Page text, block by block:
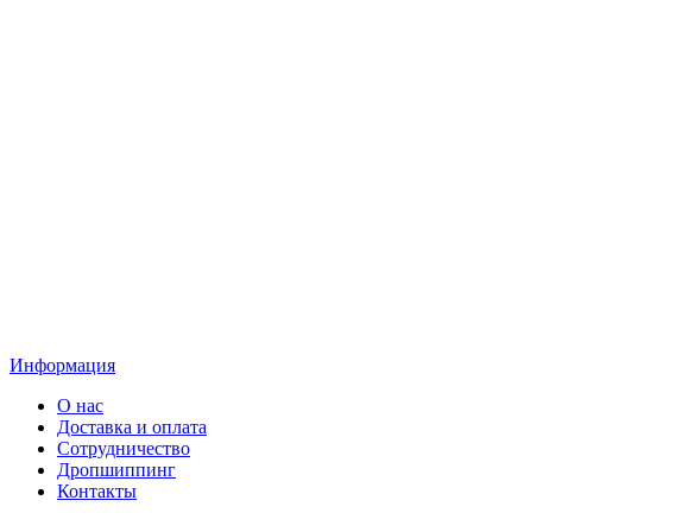
Информация
О нас
Доставка и оплата
Сотрудничество
Дропшиппинг
Контакты